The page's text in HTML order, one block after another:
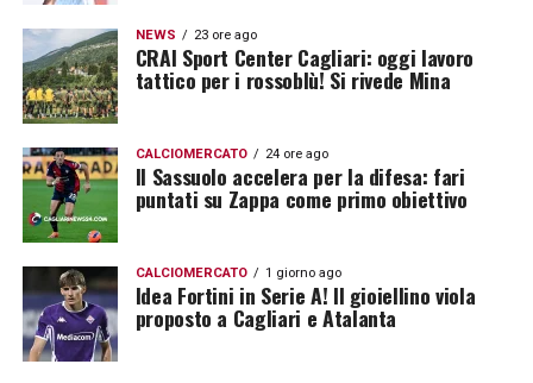
NEWS 23 ore ago
CRAI Sport Center Cagliari: oggi lavoro
tattico per i rossoblù! Si rivede Mina
CALCIOMERCATO 24 ore ago
Il Sassuolo accelera per la difesa: fari
puntati su Zappa come primo obiettivo
CALCIOMERCATO 1 giorno ago
Idea Fortini in Serie A! Il gioiellino viola
proposto a Cagliari e Atalanta